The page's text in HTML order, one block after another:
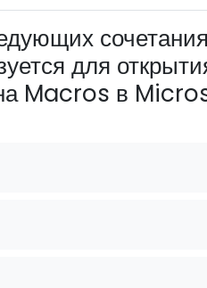
для
Macros в